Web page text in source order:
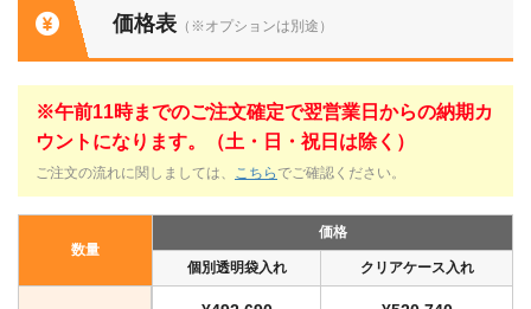
価格表 （※オプションは別途）
※午前11時までのご注文確定で翌営業日からの納期カ
ウントになります。（土・日・祝日は除く）
ご注文の流れに関しましては、 こちら でご確認ください。
数量
価格
個別透明袋入れ クリアケース入れ